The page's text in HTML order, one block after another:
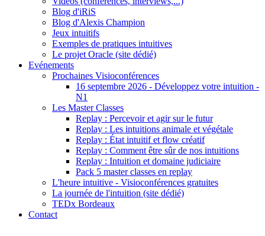
Blog d'iRiS
Blog d'Alexis Champion
Jeux intuitifs
Exemples de pratiques intuitives
Le projet Oracle (site dédié)
Evénements
Prochaines Visioconférences
16 septembre 2026 - Développez votre intuition -
N1
Les Master Classes
Replay : Percevoir et agir sur le futur
Replay : Les intuitions animale et végétale
Replay : État intuitif et flow créatif
Replay : Comment être sûr de nos intuitions
Replay : Intuition et domaine judiciaire
Pack 5 master classes en replay
L'heure intuitive - Visioconférences gratuites
La journée de l'intuition (site dédié)
TEDx Bordeaux
Contact